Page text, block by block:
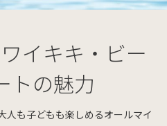
イキキ・ビー
トの魅力
人も子どもも楽しめるオールマイ